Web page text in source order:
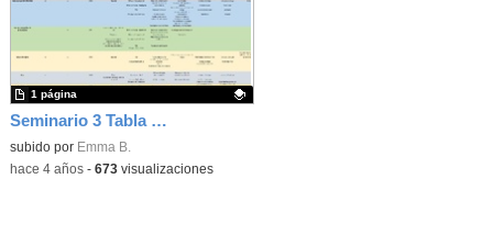
Seminario 3 Tabla comparativa de CAA
Contenido educativo.
subido por Emma B.
1 página
-hace 4 años- 673visualizaciones